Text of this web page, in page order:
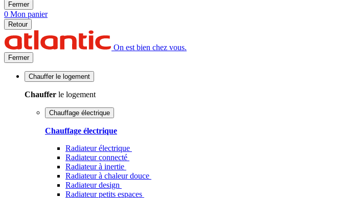
Fermer
0 Mon panier
Retour
On est bien chez vous.
Fermer
Chauffer le logement
Chauffer le logement
Chauffage électrique
Chauffage électrique
Radiateur électrique
Radiateur connecté
Radiateur à inertie
Radiateur à chaleur douce
Radiateur design
Radiateur petits espaces